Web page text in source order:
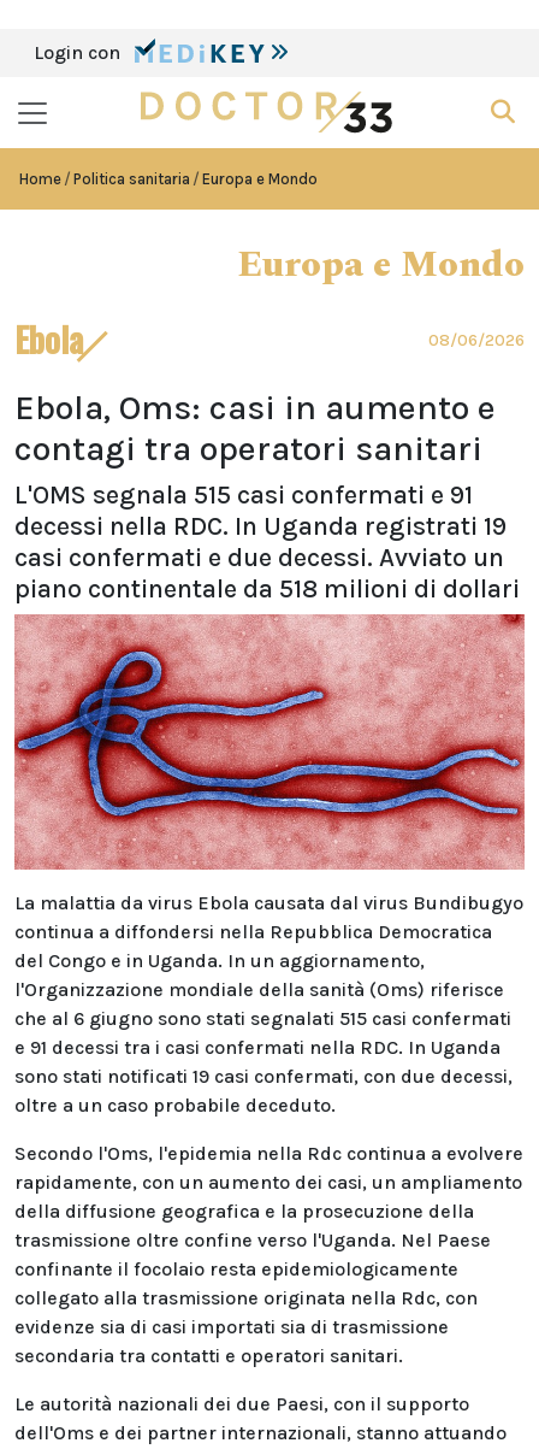
Login con
Home Politica sanitaria Europa e Mondo
Europa e Mondo
Ebola 08/06/2026
Ebola, Oms: casi in aumento e
contagi tra operatori sanitari
L'OMS segnala 515 casi confermati e 91
decessi nella RDC. In Uganda registrati 19
casi confermati e due decessi. Avviato un
piano continentale da 518 milioni di dollari
La malattia da virus Ebola causata dal virus Bundibugyo
continua a diffondersi nella Repubblica Democratica
del Congo e in Uganda. In un aggiornamento,
l'Organizzazione mondiale della sanità (Oms) riferisce
che al 6 giugno sono stati segnalati 515 casi confermati
e 91 decessi tra i casi confermati nella RDC. In Uganda
sono stati notificati 19 casi confermati, con due decessi,
oltre a un caso probabile deceduto.
Secondo l'Oms, l'epidemia nella Rdc continua a evolvere
rapidamente, con un aumento dei casi, un ampliamento
della diffusione geografica e la prosecuzione della
trasmissione oltre confine verso l'Uganda. Nel Paese
confinante il focolaio resta epidemiologicamente
collegato alla trasmissione originata nella Rdc, con
evidenze sia di casi importati sia di trasmissione
secondaria tra contatti e operatori sanitari.
Le autorità nazionali dei due Paesi, con il supporto
dell'Oms e dei partner internazionali, stanno attuando